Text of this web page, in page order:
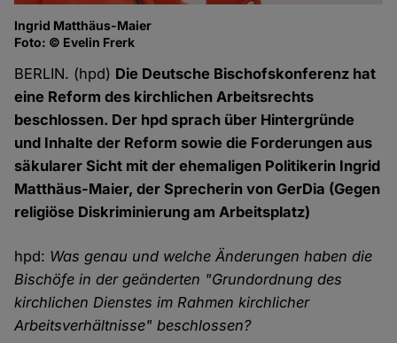
Ingrid Matthäus-Maier
Foto: © Evelin Frerk
BERLIN. (hpd) Die Deutsche Bischofskonferenz hat
eine Reform des kirchlichen Arbeitsrechts
beschlossen. Der hpd sprach über Hintergründe
und Inhalte der Reform sowie die Forderungen aus
säkularer Sicht mit der ehemaligen Politikerin Ingrid
Matthäus-Maier, der Sprecherin von GerDia (Gegen
religiöse Diskriminierung am Arbeitsplatz)
hpd: Was genau und welche Änderungen haben die
Bischöfe in der geänderten "Grundordnung des
kirchlichen Dienstes im Rahmen kirchlicher
Arbeitsverhältnisse" beschlossen?